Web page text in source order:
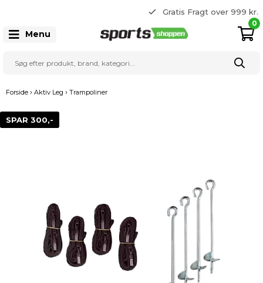
Gratis Fragt over 999 kr.
22 20 80 33
Menu
0
Forside › Aktiv Leg › Trampoliner
SPAR 300,-